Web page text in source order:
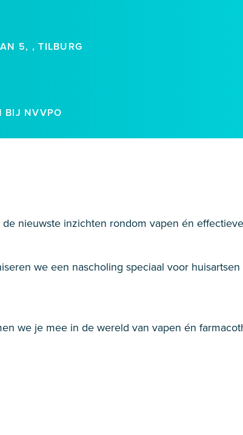
5, , TILBURG
BIJ NVVPO
nieuwste inzichten rondom vapen én
we een nascholing speciaal voor huisartsen
we je mee in de wereld van vapen én